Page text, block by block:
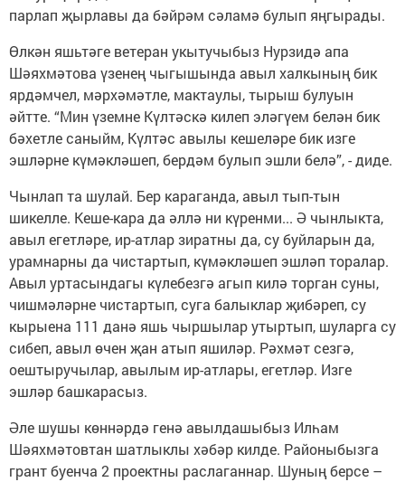
парлап җырлавы да бәйрәм сәламә булып яңгырады.
Өлкән яшьтәге ветеран укытучыбыз Нурзидә апа
Шәяхмәтова үзенең чыгышында авыл халкының бик
ярдәмчел, мәрхәмәтле, мактаулы, тырыш булуын
әйтте. “Мин үземне Күлтәскә килеп эләгүем белән бик
бәхетле саныйм, Күлтәс авылы кешеләре бик изге
эшләрне күмәкләшеп, бердәм булып эшли белә”, - диде.
Чынлап та шулай. Бер караганда, авыл тып-тын
шикелле. Кеше-кара да әллә ни күренми... Ә чынлыкта,
авыл егетләре, ир-атлар зиратны да, су буйларын да,
урамнарны да чистартып, күмәкләшеп эшләп торалар.
Авыл уртасындагы күлебезгә агып килә торган суны,
чишмәләрне чистартып, суга балыклар җибәреп, су
кырыена 111 данә яшь чыршылар утыртып, шуларга су
сибеп, авыл өчен җан атып яшиләр. Рәхмәт сезгә,
оештыручылар, авылым ир-атлары, егетләр. Изге
эшләр башкарасыз.
Әле шушы көннәрдә генә авылдашыбыз Илһам
Шәяхмәтовтан шатлыклы хәбәр килде. Районыбызга
грант буенча 2 проектны раслаганнар. Шуның берсе –